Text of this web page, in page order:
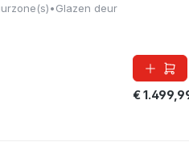
•Glazen deur
€